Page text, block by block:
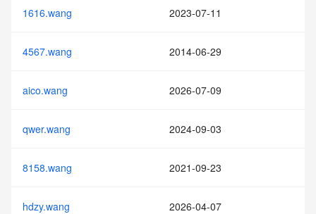
1616.wang 2023-07-11
4567.wang 2014-06-29
aico.wang 2026-07-09
qwer.wang 2024-09-03
8158.wang 2021-09-23
hdzy.wang 2026-04-07